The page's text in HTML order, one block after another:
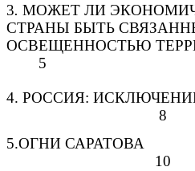
3. МОЖЕТ ЛИ
СТРАНЫ БЫТЬ
ОСВЕЩЕННОСТЬЮ
5
4. РОССИЯ:
8
5.ОГНИ
10